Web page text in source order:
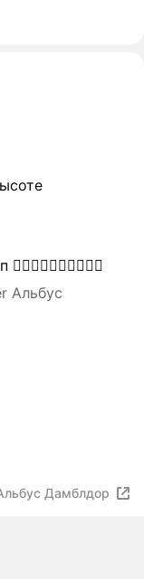
Альбус
Дамблдор